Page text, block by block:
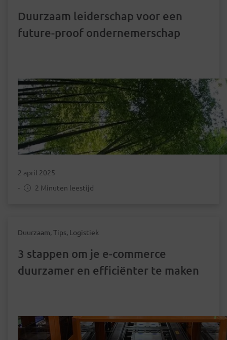
Duurzaam leiderschap voor een
future-proof ondernemerschap
2 april 2025
-
2 Minuten leestijd
Duurzaam, Tips, Logistiek
3 stappen om je e-commerce
duurzamer en efficiënter te maken